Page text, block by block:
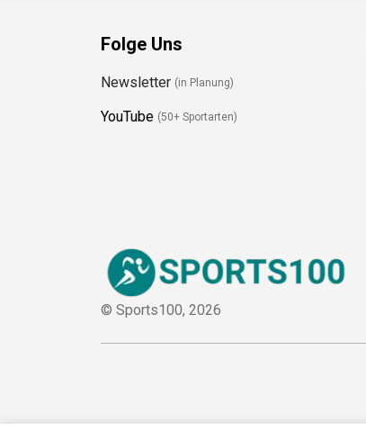
Folge Uns
Newsletter(in Planung)
YouTube (50+ Sportarten)
© Sports100, 2026